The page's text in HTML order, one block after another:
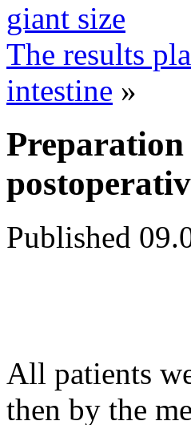
giant size
The results
intestine »
Published
All patients
then by the